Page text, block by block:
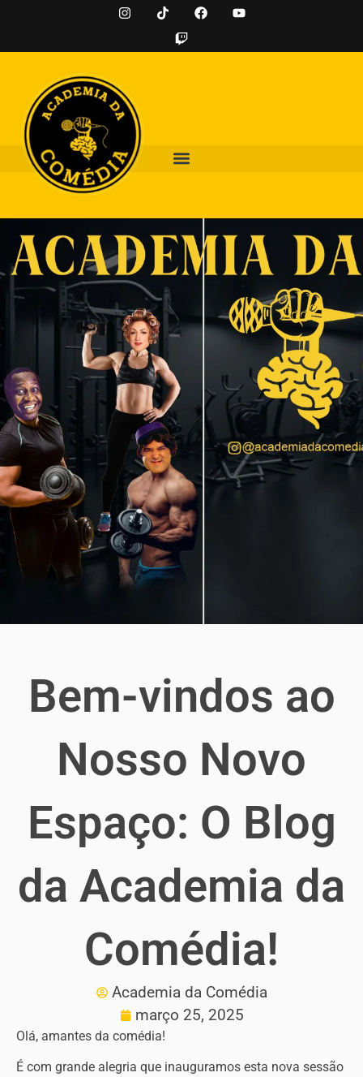
Bem-vindos ao
Nosso Novo
Espaço: O Blog
da Academia da
Comédia!
Academia da Comédia
março 25, 2025
Olá, amantes da comédia!
É com grande alegria que inauguramos esta nova sessão